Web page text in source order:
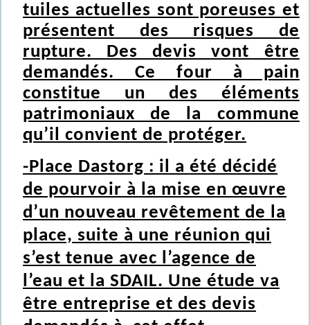
tuiles actuelles sont poreuses et
présentent des risques de
rupture. Des devis vont être
demandés. Ce four à pain
constitue un des éléments
patrimoniaux de la commune
qu’il convient de protéger.
-Place Dastorg : il a été décidé
de pourvoir à la mise en œuvre
d’un nouveau revêtement de la
place, suite à une réunion qui
s’est tenue avec l’agence de
l’eau et la SDAIL. Une étude va
être entreprise et des devis